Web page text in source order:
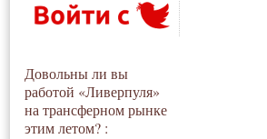
Довольны ли вы
работой «Ливерпуля»
на трансферном рынке
этим летом? :